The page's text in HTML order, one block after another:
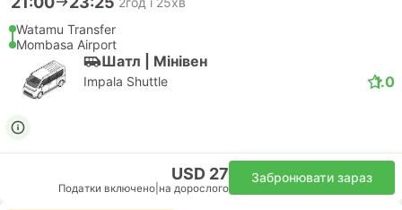
Watamu Transfer
Mombasa Airport
Шатл | Мiнiвен
Impala Shuttle 1.0
USD 27
Податки включено на дорослого
Забронювати зараз